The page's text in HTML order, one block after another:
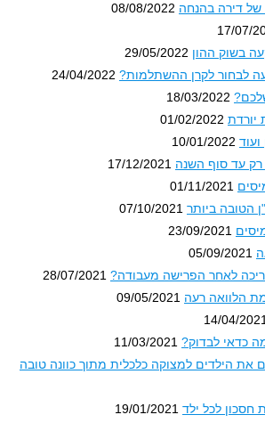
בהנחה 08/08/2022
ההון 29/05/2022
לקרן ההשתלמות? 24/04/2022
18/03/2022
01/02/2022
10/01/2022
סוף השנה 17/12/2021
01/11/2021
ביותר 07/10/2021
23/09/2021
05/09/
לאחר הפרישה מעבודה? 28/07/2021
רעה 09/05/2021
14/
לבדוק? 11/03/2021
למצוקה כלכלית מתוך כוונה טובה
19/01/2021